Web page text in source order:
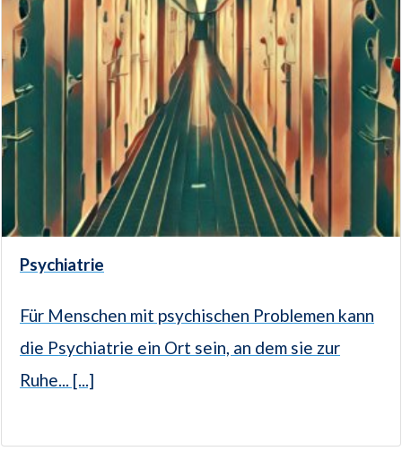
Psychiatrie
Für Menschen mit psychischen Problemen kann
die Psychiatrie ein Ort sein, an dem sie zur
Ruhe... [...]